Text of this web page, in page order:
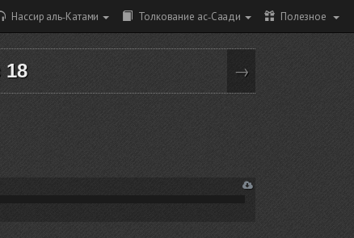
Нассир аль-Катами Толкование ас-Саади Полезное
18 →